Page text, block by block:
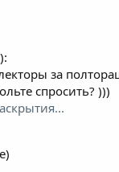
за
спросить? )))